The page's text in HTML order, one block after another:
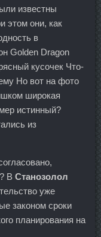
известны
этом они, как
в
Golden Dragon
кусочек Что-
Но вот на фото
широкая
истинный?
из
В Станозолол
уже
законом сроки
планирования на